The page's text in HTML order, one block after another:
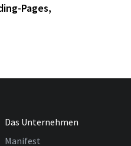
Pages,
Das Unternehmen
Manifest